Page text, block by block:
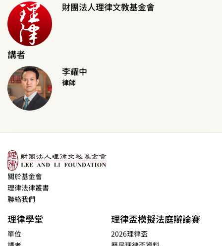
財團法人理律文教基金會
講者
李耀中
律師
關於基金會
理律法律叢書
聯絡我們
理律學堂
單位
理律盃模擬法庭辯論賽
2026理律盃